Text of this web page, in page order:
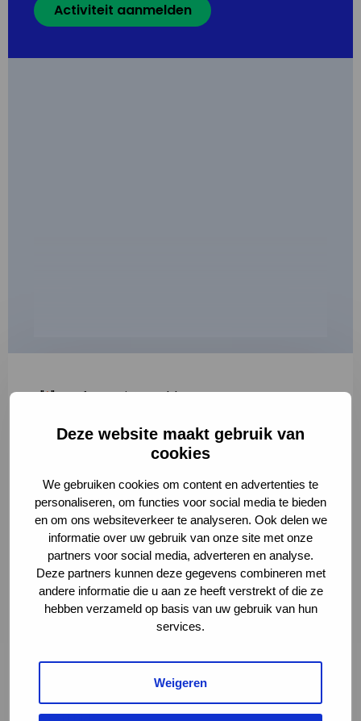
Deze website maakt gebruik van
cookies
We gebruiken cookies om content en advertenties te
personaliseren, om functies voor social media te bieden
en om ons websiteverkeer te analyseren. Ook delen we
informatie over uw gebruik van onze site met onze
partners voor social media, adverteren en analyse.
Deze partners kunnen deze gegevens combineren met
andere informatie die u aan ze heeft verstrekt of die ze
hebben verzameld op basis van uw gebruik van hun
services.
Weigeren
Activiteit aanmelden
"*" geeft vereiste velden aan
2
Volledige omschrijving*